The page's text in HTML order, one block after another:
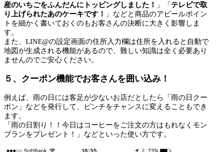
産のいちごをふんだんにトッピングしました！
」「 テレビで取
り上げられたあのケーキです！
」などと商品のアピールポイン
トを細かく書いておくのもお客さんの決断に大きく影響しま
す。
また、LINE@の設定画面の住所入力欄は住所を入れると自動で
地図が生成される機能があるので、難しい知識は全く必要あり
ませんのでご安心ください。
５、クーポン機能でお客さんを囲い込み！
例えば、雨の日には客足が少ないお店だとしたら「雨の日クー
ポン」などを発行して、ピンチをチャンスに変えることもでき
ます。
「雨の日割り！！今日はコーヒーをご注文の方はもれなくモン
ブランをプレゼント！」などといった使い方です。